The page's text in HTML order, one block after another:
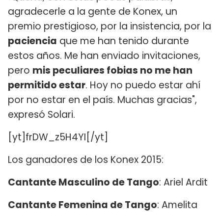
agradecerle a la gente de Konex, un
premio prestigioso, por la insistencia, por la
paciencia que me han tenido durante
estos años. Me han enviado invitaciones,
pero mis peculiares fobias no me han
permitido estar. Hoy no puedo estar ahí
por no estar en el país. Muchas gracias",
expresó Solari.
[yt]frDW_z5H4YI[/yt]
Los ganadores de los Konex 2015:
Cantante Masculino de Tango: Ariel Ardit
Cantante Femenina de Tango: Amelita